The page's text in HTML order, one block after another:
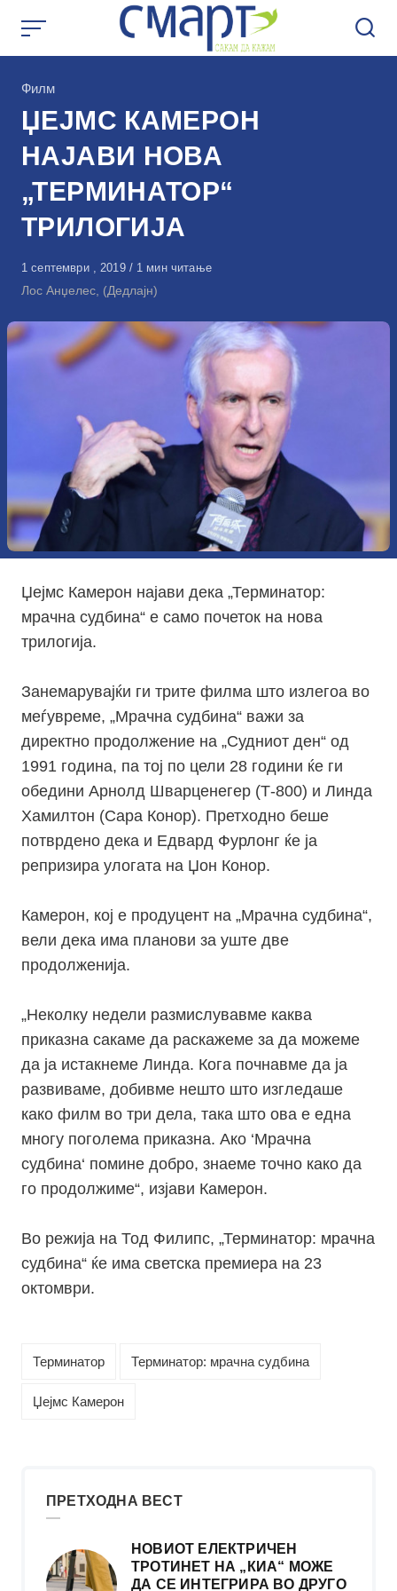
КАтегорија
Филм
ЏЕЈМС КАМЕРОН
НАЈАВИ НОВА
„ТЕРМИНАТОР“
ТРИЛОГИЈА
Објавено
на
1 септември , 2019 1 мин читање
Лос Анџелес, (Дедлајн)
Џејмс Камерон најави дека „Терминатор:
мрачна судбина“ е само почеток на нова
трилогија.
Занемарувајќи ги трите филма што излегоа во
меѓувреме, „Мрачна судбина“ важи за
директно продолжение на „Судниот ден“ од
1991 година, па тој по цели 28 години ќе ги
обедини Арнолд Шварценегер (Т-800) и Линда
Хамилтон (Сара Конор). Претходно беше
потврдено дека и Едвард Фурлонг ќе ја
репризира улогата на Џон Конор.
Камерон, кој е продуцент на „Мрачна судбина“,
вели дека има планови за уште две
продолженија.
„Неколку недели размислувавме каква
приказна сакаме да раскажеме за да можеме
да ја истакнеме Линда. Кога почнавме да ја
развиваме, добивме нешто што изгледаше
како филм во три дела, така што ова е една
многу поголема приказна. Ако ‘Мрачна
судбина‘ помине добро, знаеме точно како да
го продолжиме“, изјави Камерон.
Во режија на Тод Филипс, „Терминатор: мрачна
судбина“ ќе има светска премиера на 23
октомври.
Терминатор Терминатор: мрачна судбина
Џејмс Камерон
ПРЕТХОДНА ВЕСТ
НОВИОТ ЕЛЕКТРИЧЕН
ТРОТИНЕТ НА „КИА“ МОЖЕ
ДА СЕ ИНТЕГРИРА ВО ДРУГО